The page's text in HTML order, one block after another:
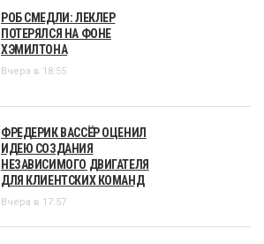
РОБ СМЕДЛИ: ЛЕКЛЕР
ПОТЕРЯЛСЯ НА ФОНЕ
ХЭМИЛТОНА
Вчера в 18:55
ФРЕДЕРИК ВАССЁР ОЦЕНИЛ
ИДЕЮ СОЗДАНИЯ
НЕЗАВИСИМОГО ДВИГАТЕЛЯ
ДЛЯ КЛИЕНТСКИХ КОМАНД
Вчера в 17:57